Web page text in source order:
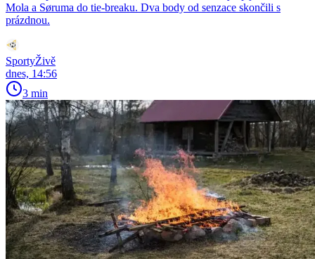
Mola a Søruma do tie-breaku. Dva body od senzace skončili s
prázdnou.
SportyŽivě
dnes, 14:56
3 min